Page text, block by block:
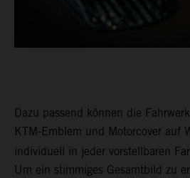
Dazu passend können die
KTM-Emblem und Motorcover auf
individuell in jeder vorstellbaren
Um ein stimmiges Gesamtbild zu